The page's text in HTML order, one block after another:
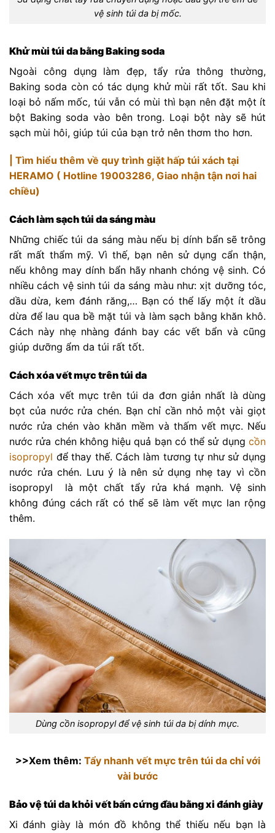
vệ sinh túi da bị mốc.
Khử mùi túi da bằng Baking soda
Ngoài công dụng làm đẹp, tẩy rửa thông thường,
Baking soda còn có tác dụng khử mùi rất tốt. Sau khi
loại bỏ nấm mốc, túi vẫn có mùi thì bạn nên đặt một ít
bột Baking soda vào bên trong. Loại bột này sẽ hút
sạch mùi hôi, giúp túi của bạn trở nên thơm tho hơn.
| Tìm hiểu thêm về quy trình giặt hấp túi xách tại
HERAMO ( Hotline 19003286, Giao nhận tận nơi hai
chiều)
Cách làm sạch túi da sáng màu
Những chiếc túi da sáng màu nếu bị dính bẩn sẽ trông
rất mất thẩm mỹ. Vì thế, bạn nên sử dụng cẩn thận,
nếu không may dính bẩn hãy nhanh chóng vệ sinh. Có
nhiều cách vệ sinh túi da sáng màu như: xịt dưỡng tóc,
dầu dừa, kem đánh răng,… Bạn có thể lấy một ít dầu
dừa để lau qua bề mặt túi và làm sạch bằng khăn khô.
Cách này nhẹ nhàng đánh bay các vết bẩn và cũng
giúp dưỡng ẩm da túi rất tốt.
Cách xóa vết mực trên túi da
Cách xóa vết mực trên túi da đơn giản nhất là dùng
bọt của nước rửa chén. Bạn chỉ cần nhỏ một vài giọt
nước rửa chén vào khăn mềm và thấm vết mực. Nếu
nước rửa chén không hiệu quả bạn có thể sử dụng cồn
isopropyl để thay thế. Cách làm tương tự như sử dụng
nước rửa chén. Lưu ý là nên sử dụng nhẹ tay vì cồn
isopropyl là một chất tẩy rửa khá mạnh. Vệ sinh
không đúng cách rất có thể sẽ làm vết mực lan rộng
thêm.
Dùng cồn isopropyl để vệ sinh túi da bị dính mực.
>>Xem thêm: Tẩy nhanh vết mực trên túi da chỉ với
vài bước
Bảo vệ túi da khỏi vết bẩn cứng đầu bằng xi đánh giày
Xi đánh giày là món đồ không thể thiếu nếu bạn là